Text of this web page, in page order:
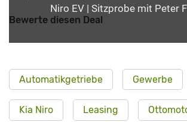
Niro EV | Sitzprobe mit Peter
Bewerte diesen Deal
Automatikgetriebe Gewerbe
Kia Niro Leasing